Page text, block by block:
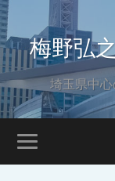
梅野弘
埼玉県中